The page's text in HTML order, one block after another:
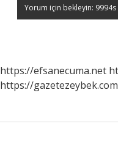
https://efsanecuma.net
https://